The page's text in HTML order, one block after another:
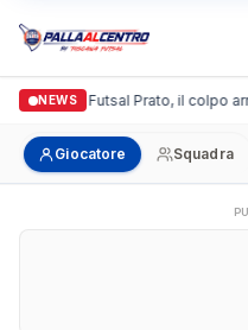
NEWS
Italgronda Futsal Prato, il colpo
Giocatore Squadra